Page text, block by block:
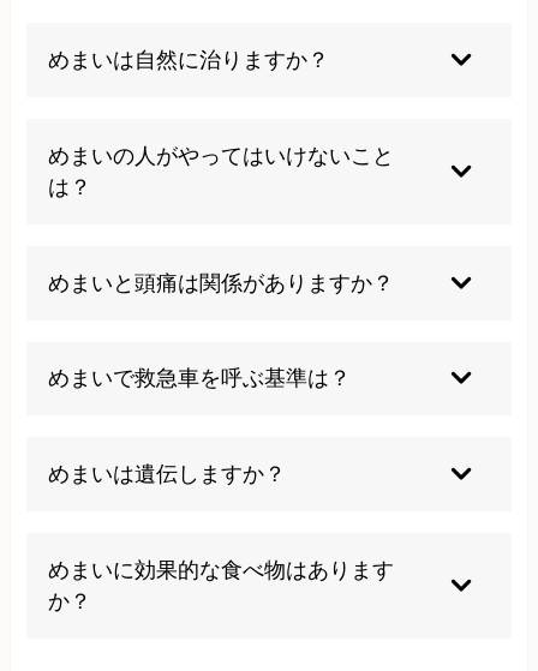
めまいは自然に治りますか？
することもありますが、根本原因が解決されてい
ない場合は再発する可能性が高いです。適切な治
めまいの人がやってはいけないこと
は？
運転は控えましょう。また、過度のストレスや睡
眠不足、脱水状態はめまいを悪化させるため注意
めまいと頭痛は関係がありますか？
頭痛が同時に現れることがあります。特に浮動性
めまいで救急車を呼ぶ基準は？
の麻痺、激しい頭痛がある場合は脳血管障害の可
能性があるため、すぐに救急車を呼んでくださ
めまいは遺伝しますか？
ル病や片頭痛性めまいなど、一部の疾患では家族
性の傾向が見られることがあります。
めまいに効果的な食べ物はあります
か？